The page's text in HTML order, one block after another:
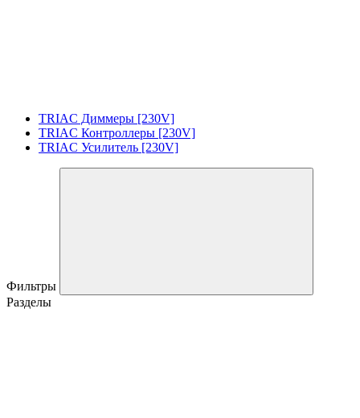
TRIAC Диммеры [230V]
TRIAC Контроллеры [230V]
TRIAC Усилитель [230V]
Фильтры
Разделы